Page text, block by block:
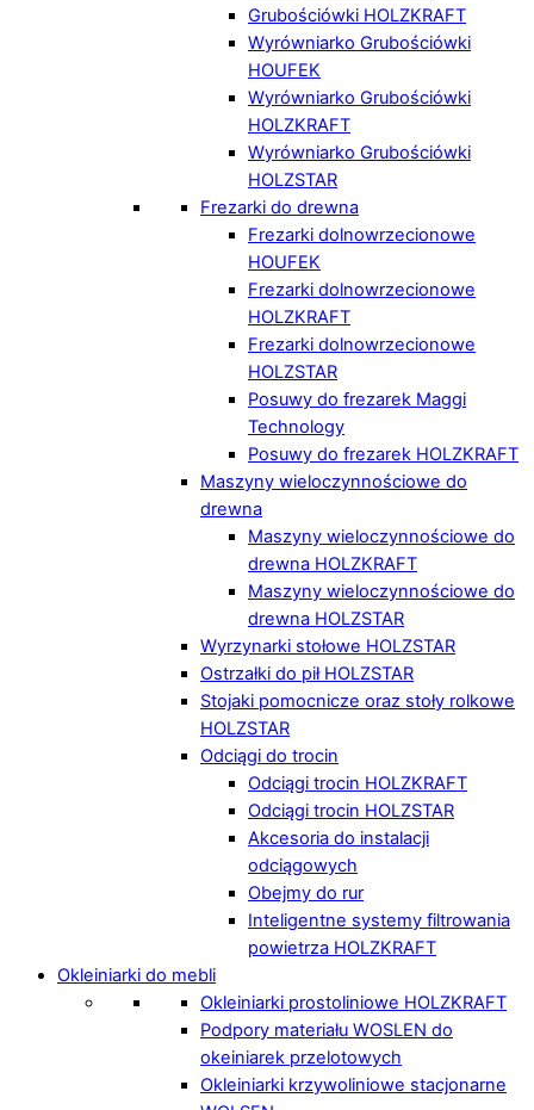
Grubościówki HOLZKRAFT
Wyrówniarko Grubościówki
HOUFEK
Wyrówniarko Grubościówki
HOLZKRAFT
Wyrówniarko Grubościówki
HOLZSTAR
Frezarki do drewna
Frezarki dolnowrzecionowe
HOUFEK
Frezarki dolnowrzecionowe
HOLZKRAFT
Frezarki dolnowrzecionowe
HOLZSTAR
Posuwy do frezarek Maggi
Technology
Posuwy do frezarek HOLZKRAFT
Maszyny wieloczynnościowe do
drewna
Maszyny wieloczynnościowe do
drewna HOLZKRAFT
Maszyny wieloczynnościowe do
drewna HOLZSTAR
Wyrzynarki stołowe HOLZSTAR
Ostrzałki do pił HOLZSTAR
Stojaki pomocnicze oraz stoły rolkowe
HOLZSTAR
Odciągi do trocin
Odciągi trocin HOLZKRAFT
Odciągi trocin HOLZSTAR
Akcesoria do instalacji
odciągowych
Obejmy do rur
Inteligentne systemy filtrowania
powietrza HOLZKRAFT
Okleiniarki do mebli
Okleiniarki prostoliniowe HOLZKRAFT
Podpory materiału WOSLEN do
okeiniarek przelotowych
Okleiniarki krzywoliniowe stacjonarne